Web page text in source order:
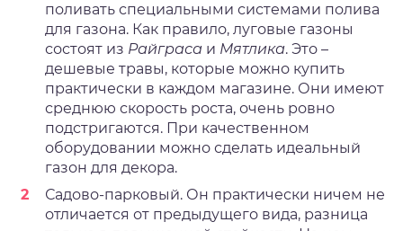
поливать специальными системами полива
для газона. Как правило, луговые газоны
состоят из Райграса и Мятлика. Это –
дешевые травы, которые можно купить
практически в каждом магазине. Они имеют
среднюю скорость роста, очень ровно
подстригаются. При качественном
оборудовании можно сделать идеальный
газон для декора.
Садово-парковый. Он практически ничем не
отличается от предыдущего вида, разница